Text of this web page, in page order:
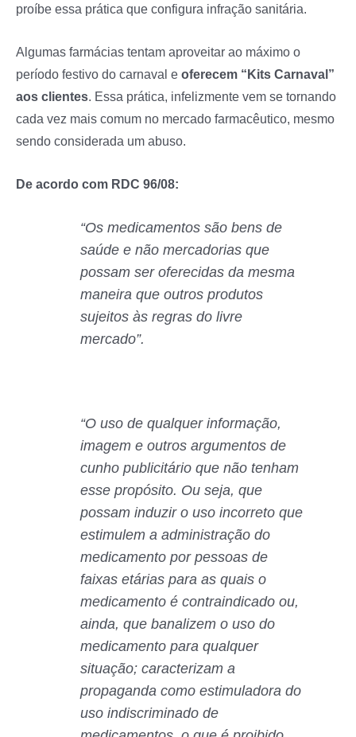
proíbe essa prática que configura infração sanitária.
Algumas farmácias tentam aproveitar ao máximo o
período festivo do carnaval e oferecem “Kits Carnaval”
aos clientes. Essa prática, infelizmente vem se tornando
cada vez mais comum no mercado farmacêutico, mesmo
sendo considerada um abuso.
De acordo com RDC 96/08:
“Os medicamentos são bens de
saúde e não mercadorias que
possam ser oferecidas da mesma
maneira que outros produtos
sujeitos às regras do livre
mercado”.
“O uso de qualquer informação,
imagem e outros argumentos de
cunho publicitário que não tenham
esse propósito. Ou seja, que
possam induzir o uso incorreto que
estimulem a administração do
medicamento por pessoas de
faixas etárias para as quais o
medicamento é contraindicado ou,
ainda, que banalizem o uso do
medicamento para qualquer
situação; caracterizam a
propaganda como estimuladora do
uso indiscriminado de